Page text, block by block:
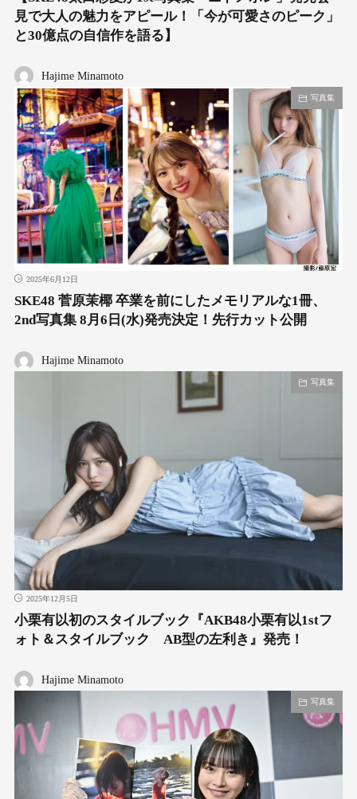
見で大人の魅力をアピール！「今が可愛さのピーク」
と30億点の自信作を語る】
Hajime Minamoto
写真集
2025年6月12日
SKE48 菅原茉椰 卒業を前にしたメモリアルな1冊、
2nd写真集 8月6日(水)発売決定！先行カット公開
Hajime Minamoto
写真集
2025年12月5日
小栗有以初のスタイルブック『AKB48小栗有以1stフ
ォト＆スタイルブック AB型の左利き』発売！
Hajime Minamoto
写真集